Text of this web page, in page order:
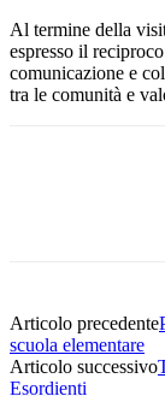
Al termine della
espresso il
comunicazione e
tra le comunità e
Articolo precedente
scuola elementare
Articolo successivo
Esordienti